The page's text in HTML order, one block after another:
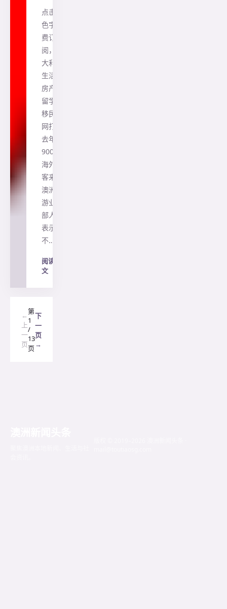
点击蓝
色字免
费订
阅，澳
大利亚
生活、
房产、
留学、
移民一
网打尽
去年有
900万
海外游
客来到
澳洲旅
游业内
部人士
表示
不…
阅读全
文
←
上
一
页
第
1
/
13
页
下
一
页
→